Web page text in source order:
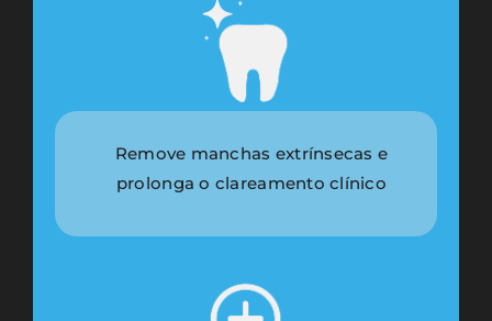
Remove manchas extrínsecas e
prolonga o clareamento clínico